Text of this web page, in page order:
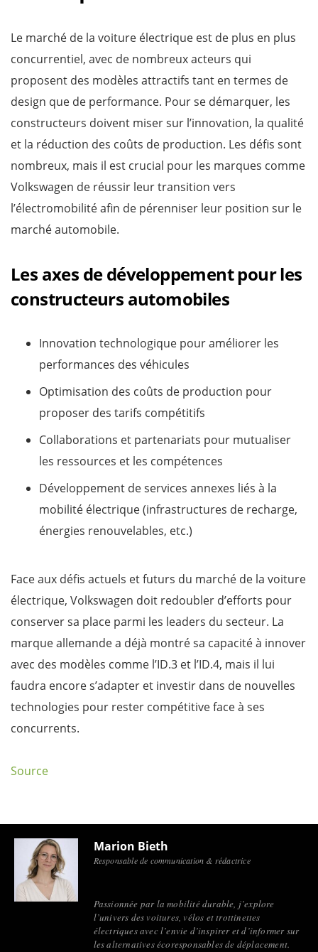
Le marché de la voiture électrique est de plus en plus
concurrentiel, avec de nombreux acteurs qui
proposent des modèles attractifs tant en termes de
design que de performance. Pour se démarquer, les
constructeurs doivent miser sur l’innovation, la qualité
et la réduction des coûts de production. Les défis sont
nombreux, mais il est crucial pour les marques comme
Volkswagen de réussir leur transition vers
l’électromobilité afin de pérenniser leur position sur le
marché automobile.
Les axes de développement pour les
constructeurs automobiles
Innovation technologique pour améliorer les
performances des véhicules
Optimisation des coûts de production pour
proposer des tarifs compétitifs
Collaborations et partenariats pour mutualiser
les ressources et les compétences
Développement de services annexes liés à la
mobilité électrique (infrastructures de recharge,
énergies renouvelables, etc.)
Face aux défis actuels et futurs du marché de la voiture
électrique, Volkswagen doit redoubler d’efforts pour
conserver sa place parmi les leaders du secteur. La
marque allemande a déjà montré sa capacité à innover
avec des modèles comme l’ID.3 et l’ID.4, mais il lui
faudra encore s’adapter et investir dans de nouvelles
technologies pour rester compétitive face à ses
concurrents.
Source
Marion Bieth
Responsable de communication & rédactrice
Passionnée par la mobilité durable, j’explore
l’univers des voitures, vélos et trottinettes
électriques avec l’envie d’inspirer et d’informer sur
les alternatives écoresponsables de déplacement.